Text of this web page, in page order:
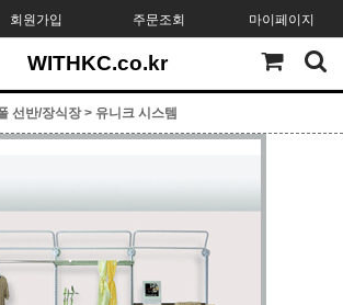
회원가입 주문조회 마이페이지
WITHKC.co.kr
선반/장식장> 유니크 시스템